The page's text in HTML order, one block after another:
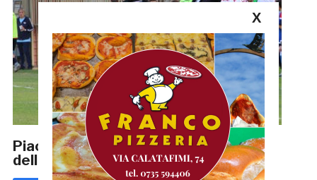
Piacenza, storia e curiosità: dagli anni
della Serie A al ciclo di Franzini
X